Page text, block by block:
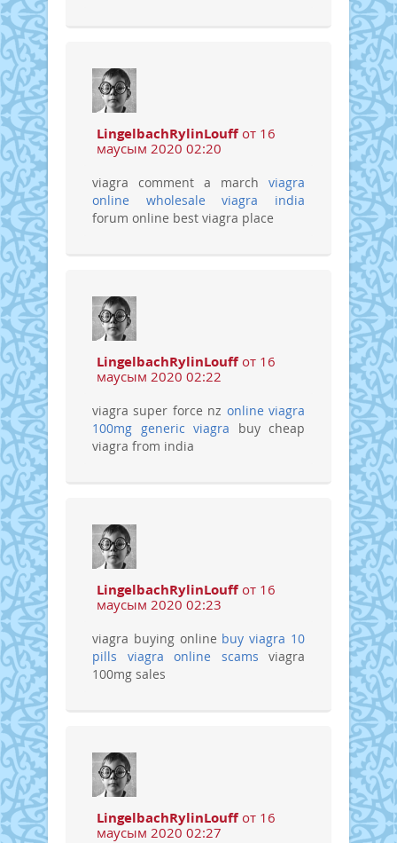
LingelbachRylinLouffот 16
маусым 2020 02:20
viagra comment a march viagra
online
wholesale viagra india
forum online best viagra place
LingelbachRylinLouffот 16
маусым 2020 02:22
viagra super force nz online viagra
100mg generic viagra buy cheap
viagra from india
LingelbachRylinLouffот 16
маусым 2020 02:23
viagra buying online buy viagra 10
pills
viagra online scams viagra
100mg sales
LingelbachRylinLouffот 16
маусым 2020 02:27